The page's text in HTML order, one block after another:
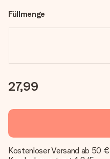
Füllmenge
27,99
Kostenloser Versand ab 50 €